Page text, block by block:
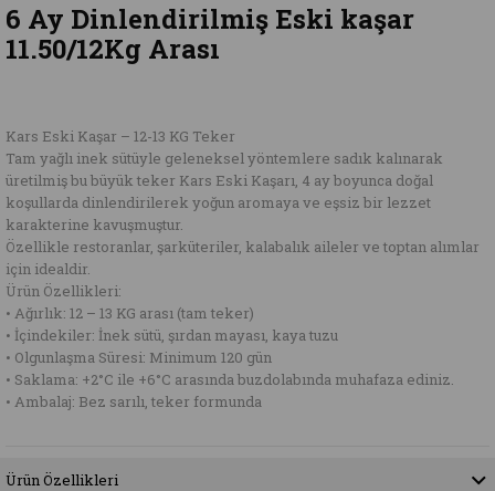
6 Ay Dinlendirilmiş Eski kaşar
11.50/12Kg Arası
Kars Eski Kaşar – 12-13 KG Teker
Tam yağlı inek sütüyle geleneksel yöntemlere sadık kalınarak
üretilmiş bu büyük teker Kars Eski Kaşarı, 4 ay boyunca doğal
koşullarda dinlendirilerek yoğun aromaya ve eşsiz bir lezzet
karakterine kavuşmuştur.
Özellikle restoranlar, şarküteriler, kalabalık aileler ve toptan alımlar
için idealdir.
Ürün Özellikleri:
• Ağırlık: 12 – 13 KG arası (tam teker)
• İçindekiler: İnek sütü, şırdan mayası, kaya tuzu
• Olgunlaşma Süresi: Minimum 120 gün
• Saklama: +2°C ile +6°C arasında buzdolabında muhafaza ediniz.
• Ambalaj: Bez sarılı, teker formunda
Ürün Özellikleri